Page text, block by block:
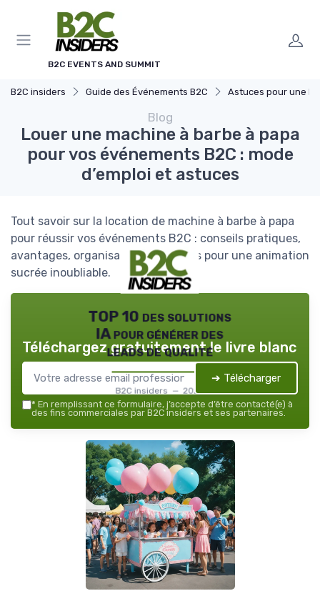
B2C EVENTS AND SUMMIT
B2C insiders Guide des Événements B2C Astuces pour une Expérience
Blog
Louer une machine à barbe à papa
pour vos événements B2C : mode
d’emploi et astuces
Tout savoir sur la location de machine à barbe à papa
pour réussir vos événements B2C : conseils pratiques,
avantages, organisation et astuces pour une animation
sucrée inoubliable.
TOP 10 des solutions
IA pour générer des
leads de qualité
B2C insiders — 2026
Téléchargez gratuitement le livre blanc
➔ Télécharger
* En remplissant ce formulaire, j’accepte d’être contacté(e) à
des fins commerciales par B2C insiders et ses partenaires.
Panneau de gestion des cookies